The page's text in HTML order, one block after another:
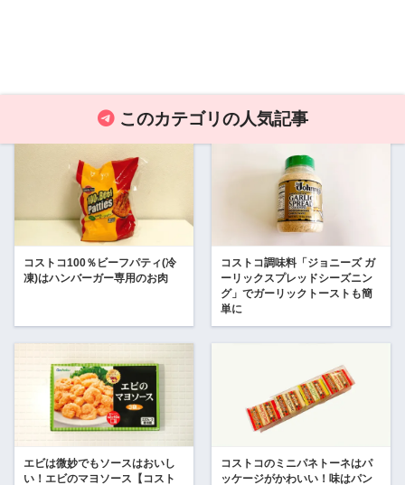
このカテゴリの人気記事
コストコ100％ビーフパティ(冷
凍)はハンバーガー専用のお肉
コストコ調味料「ジョニーズ ガ
ーリックスプレッドシーズニン
グ」でガーリックトーストも簡
単に
エビは微妙でもソースはおいし
い！エビのマヨソース【コスト
コストコのミニパネトーネはパ
ッケージがかわいい！味はパン